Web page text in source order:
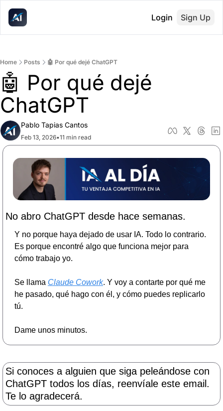
Login Sign Up
Home Posts 🤖 Por qué dejé ChatGPT
🤖 Por qué dejé
ChatGPT
Pablo Tapias Cantos
Feb 13, 2026•11 min read
No abro ChatGPT desde hace semanas.
Y no porque haya dejado de usar IA. Todo lo contrario.
Es porque encontré algo que funciona mejor para
cómo trabajo yo.
Se llama Claude Cowork. Y voy a contarte por qué me
he pasado, qué hago con él, y cómo puedes replicarlo
tú.
Dame unos minutos.
Si conoces a alguien que siga peleándose con
ChatGPT todos los días, reenvíale este email.
Te lo agradecerá.